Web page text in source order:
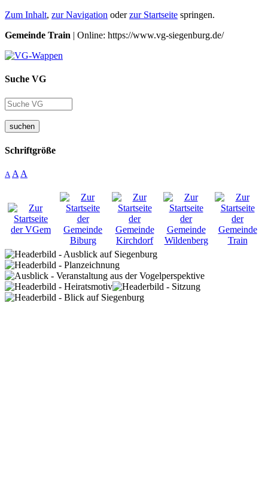
Zum Inhalt, zur Navigation oderzur Startseite springen.
Gemeinde Train | Online: https://www.vg-siegenburg.de/
Suche VG
suchen
Schriftgröße
A A A